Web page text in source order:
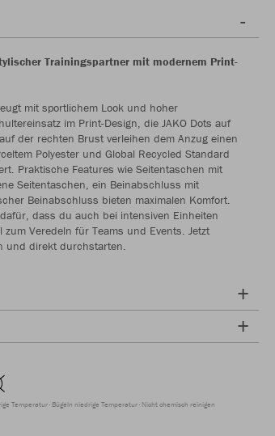
Trainingspartner mit modernem Print-
mit sportlichem Look und hoher
im Print-Design, die JAKO Dots auf
der rechten Brust verleihen dem Anzug einen
Polyester und Global Recycled Standard
Praktische Features wie Seitentaschen mit
Seitentaschen, ein Beinabschluss mit
Beinabschluss bieten maximalen Komfort.
dass du auch bei intensiven Einheiten
Veredeln für Teams und Events. Jetzt
und direkt durchstarten.
Temperatur Bügeln niedrige Temperatur Nicht chemisch reinigen